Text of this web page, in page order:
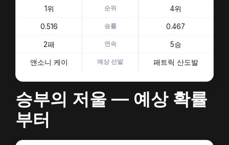
1위 순위 4위
0.516 승률 0.467
2패 연속 5승
앤소니 케이 예상 선발 패트릭 산도발
승부의 저울 — 예상 확률
부터